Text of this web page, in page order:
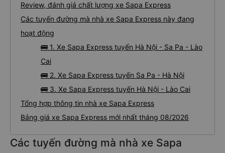
Review, đánh giá chất lượng xe Sapa Express
Các tuyến đường mà nhà xe Sapa Express này đang
hoạt động
🚌 1. Xe Sapa Express tuyến Hà Nội - Sa Pa - Lào
Cai
🚌 2. Xe Sapa Express tuyến Sa Pa - Hà Nội
🚌 3. Xe Sapa Express tuyến Hà Nội - Lào Cai
Tổng hợp thông tin nhà xe Sapa Express
Bảng giá xe Sapa Express mới nhất tháng 08/2026
Các tuyến đường mà nhà xe Sapa